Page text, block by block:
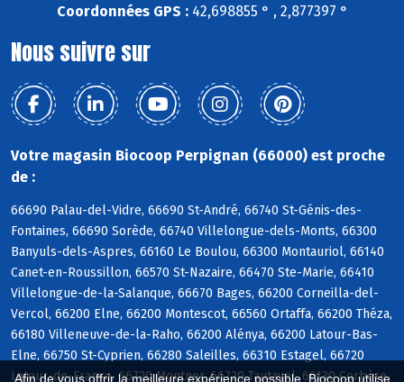
Afin de vous offrir la meilleure expérience possible, Biocoop utilise
Coordonnées GPS :42,698855 ° , 2,877397 °
Nous suivre sur
Votre magasin Biocoop Perpignan (66000) est proche
de :
66690 Palau-del-Vidre, 66690 St-André, 66740 St-Génis-des-
Fontaines, 66690 Sorède, 66740 Villelongue-dels-Monts, 66300
Banyuls-dels-Aspres, 66160 Le Boulou, 66300 Montauriol, 66140
Canet-en-Roussillon, 66570 St-Nazaire, 66470 Ste-Marie, 66410
Villelongue-de-la-Salanque, 66670 Bages, 66200 Corneilla-del-
Vercol, 66200 Elne, 66200 Montescot, 66560 Ortaffa, 66200 Théza,
66180 Villeneuve-de-la-Raho, 66200 Alénya, 66200 Latour-Bas-
Elne, 66750 St-Cyprien, 66280 Saleilles, 66310 Estagel, 66720
Latour-de-France, 66720 Montner, 66720 Tautavel, 66130 Corbère,